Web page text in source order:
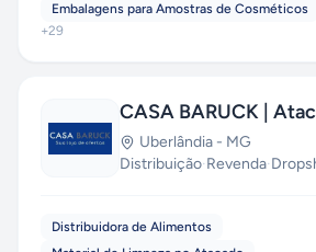
Embalagens para Amostras de Cosméticos
+29
CASA BARUCK |
Uberlândia - MG
Distribuição·Revenda·
Distribuidora de Alimentos